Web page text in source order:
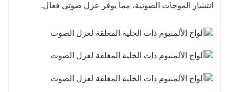
انتشار الموجات الصوتية، مما يوفر عزل صوتي فعال.